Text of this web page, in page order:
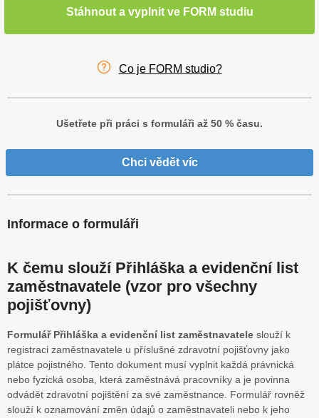
Stáhnout a vyplnit ve FORM studiu
Co je FORM studio?
Ušetřete při práci s formuláři až 50 % času.
Chci vědět víc
Informace o formuláři
K čemu slouží Přihláška a evidenční list
zaměstnavatele (vzor pro všechny
pojišťovny)
Formulář Přihláška a evidenční list zaměstnavatele slouží k
registraci zaměstnavatele u příslušné zdravotní pojišťovny jako
plátce pojistného. Tento dokument musí vyplnit každá právnická
nebo fyzická osoba, která zaměstnává pracovníky a je povinna
odvádět zdravotní pojištění za své zaměstnance. Formulář rovněž
slouží k oznamování změn údajů o zaměstnavateli nebo k jeho